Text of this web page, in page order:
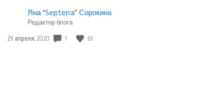
Яна “Septerra” Сорокина
Редактор блога
Дата
29 апреля, 2020 1 65